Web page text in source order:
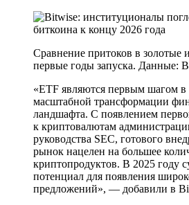
Сравнение притоков в золотые
первые годы запуска. Данные:
«ETF являются первым шагом в
масштабной трансформации
ландшафта. С появлением
к криптовалютам
руководства SEC, готового
рынок нацелен на большее
криптопродуктов. В 2025 году
потенциал для появления
предложений», — добавили в